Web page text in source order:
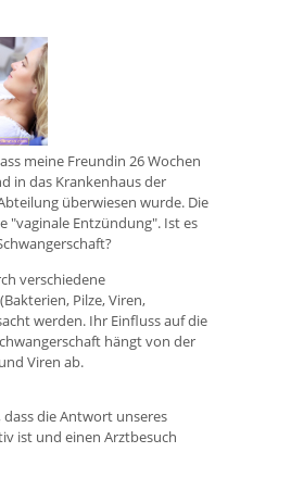
meine Freundin 26 Wochen
in das Krankenhaus der
überwiesen wurde. Die
"vaginale Entzündung". Ist es
verschiedene
Pilze, Viren,
werden. Ihr Einfluss auf die
hängt von der
Viren ab.
dass die Antwort unseres
ist und einen Arztbesuch